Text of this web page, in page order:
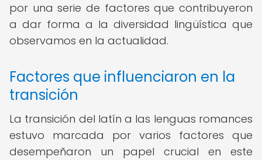
por una serie de factores que contribuyeron
a dar forma a la diversidad lingüística que
observamos en la actualidad.
Factores que influenciaron en la
transición
La transición del latín a las lenguas romances
estuvo marcada por varios factores que
desempeñaron un papel crucial en este